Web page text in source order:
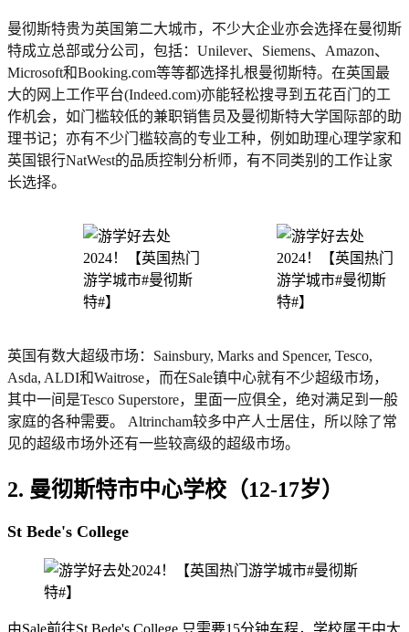
曼彻斯特贵为英国第二大城市，不少大企业亦会选择在曼彻斯
特成立总部或分公司，包括：Unilever、Siemens、Amazon、
Microsoft和Booking.com等等都选择扎根曼彻斯特。在英国最
大的网上工作平台(Indeed.com)亦能轻松搜寻到五花百门的工
作机会，如门槛较低的兼职销售员及曼彻斯特大学国际部的助
理书记；亦有不少门槛较高的专业工种，例如助理心理学家和
英国银行NatWest的品质控制分析师，有不同类别的工作让家
长选择。
英国有数大超级市场：Sainsbury, Marks and Spencer, Tesco,
Asda, ALDI和Waitrose，而在Sale镇中心就有不少超级市场，
其中一间是Tesco Superstore，里面一应俱全，绝对满足到一般
家庭的各种需要。 Altrincham较多中产人士居住，所以除了常
见的超级市场外还有一些较高级的超级市场。
2. 曼彻斯特市中心学校（12-17岁）
St Bede's College